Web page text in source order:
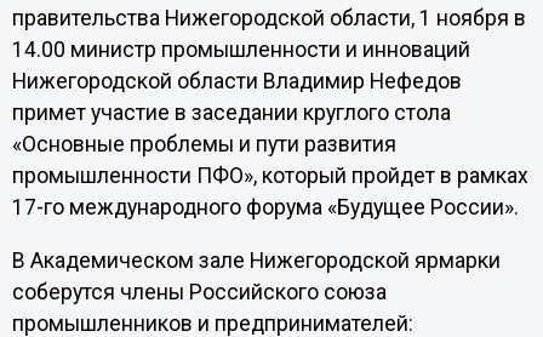
правительства Нижегородской области, 1 ноября в
14.00 министр промышленности и инноваций
Нижегородской области Владимир Нефедов
примет участие в заседании круглого стола
«Основные проблемы и пути развития
промышленности ПФО», который пройдет в рамках
17-го международного форума «Будущее России».
В Академическом зале Нижегородской ярмарки
соберутся члены Российского союза
промышленников и предпринимателей: